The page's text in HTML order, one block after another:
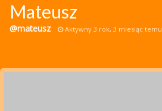
o nas
Mateusz
@mateusz Aktywny 3 rok, 3 miesiąc temu